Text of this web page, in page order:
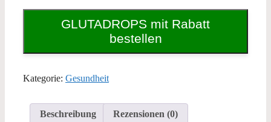
79,95 €36,65 €.
GLUTADROPS mit Rabatt
bestellen
Kategorie: Gesundheit
Beschreibung Rezensionen (0)